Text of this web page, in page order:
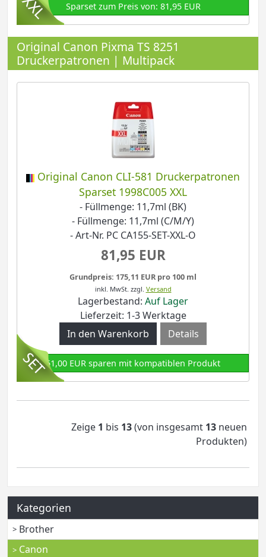
Sparset zum Preis von: 81,95 EUR
Original Canon Pixma TS 8251
Druckerpatronen | Multipack
Original Canon CLI-581 Druckerpatronen
Sparset 1998C005 XXL
- Füllmenge: 11,7ml (BK)
- Füllmenge: 11,7ml (C/M/Y)
- Art-Nr. PC CA155-SET-XXL-O
81,95 EUR
Grundpreis: 175,11 EUR pro 100 ml
inkl. MwSt. zzgl. Versand
Lagerbestand: Auf Lager
Lieferzeit: 1-3 Werktage
Details
51,00 EUR sparen mit kompatiblen Produkt
Zeige 1 bis 13(von insgesamt 13 neuen
Produkten)
Kategorien
Brother
Canon